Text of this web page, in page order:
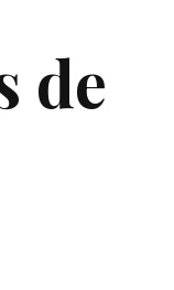
de